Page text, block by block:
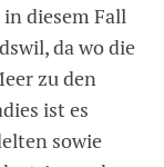
diesem Fall
da wo die
zu den
ist es
sowie